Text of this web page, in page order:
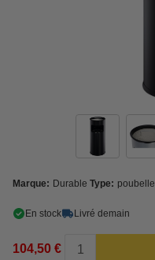
Marque: Durable Type: poubelle
En stock Livré demain
104,50 €